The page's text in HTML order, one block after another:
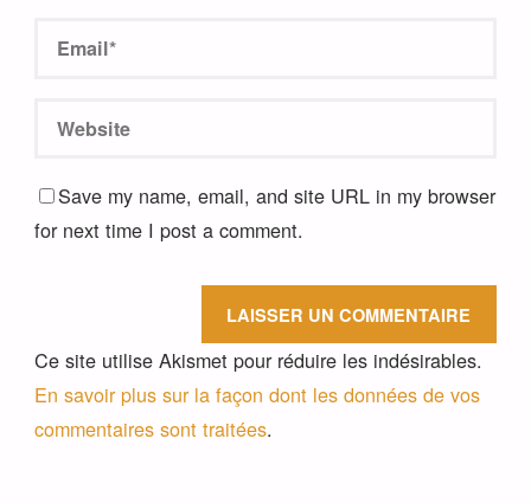
Save my name, email, and site URL in my browser
for next time I post a comment.
Ce site utilise Akismet pour réduire les indésirables.
En savoir plus sur la façon dont les données de vos
commentaires sont traitées.